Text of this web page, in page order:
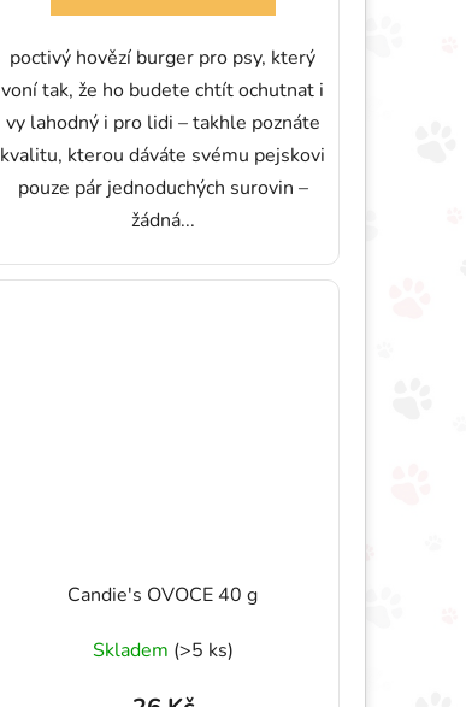
poctivý hovězí burger pro psy, který
voní tak, že ho budete chtít ochutnat i
vy lahodný i pro lidi – takhle poznáte
kvalitu, kterou dáváte svému pejskovi
pouze pár jednoduchých surovin –
žádná...
Candie's OVOCE 40 g
Skladem (>5 ks)